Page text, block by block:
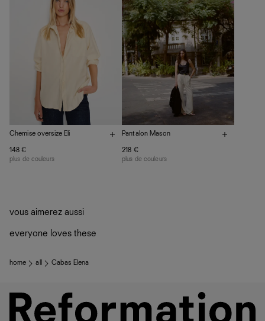
La circularité chez Ref
En savoir plus
sur le développement durable chez Ref
Chemise oversize Eli
148 €
plus de couleurs
Pantalon Mason
218 €
plus de couleurs
vous aimerez aussi
everyone loves these
home all Cabas Elena